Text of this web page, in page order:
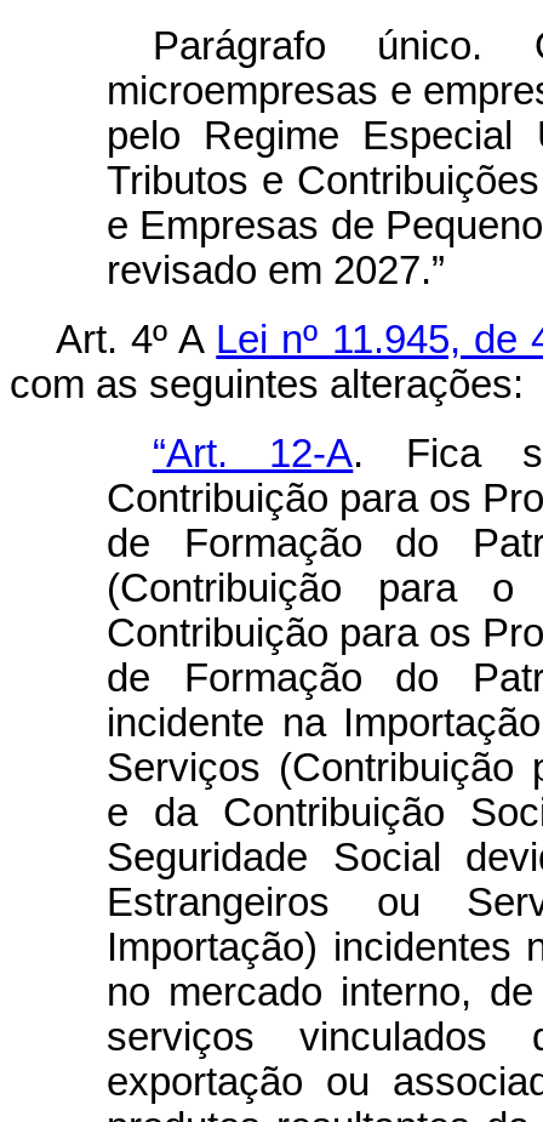
Parágrafo único.
microempresas e
pelo Regime Especial
Tributos e
e Empresas de
revisado em 2027.”
Art. 4º A Lei nº 11.945, de
com as seguintes alterações:
“Art. 12-A. Fica
Contribuição para os
de Formação do
(Contribuição para
Contribuição para os
de Formação do
incidente na
Serviços (Contribuição
e da Contribuição
Seguridade Social
Estrangeiros ou
Importação) incidentes
no mercado interno,
serviços vinculados
exportação ou